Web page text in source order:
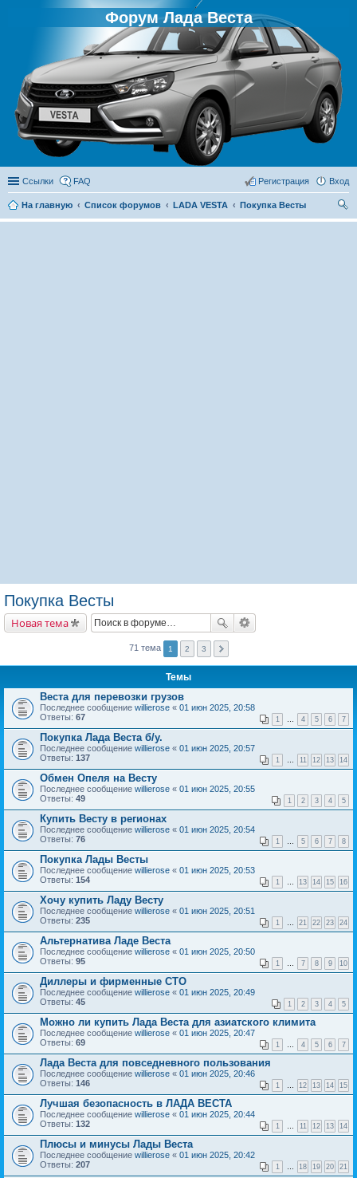
Форум Лада Веста
Ссылки FAQ Вход
Регистрация
На главную Список форумов LADA VESTA
Покупка Весты
ои
Покупка Весты
Новая тема
71 тема 1 2 3
Темы
Веста для перевозки грузов
Последнее сообщение willierose « 01 июн 2025, 20:58
Ответы: 67 1 … 4 5 6 7
Покупка Лада Веста б/у.
Последнее сообщение willierose « 01 июн 2025, 20:57
Ответы: 137 1 … 11 12 13 14
Обмен Опеля на Весту
Последнее сообщение willierose « 01 июн 2025, 20:55
Ответы: 49 1 2 3 4 5
Купить Весту в регионах
Последнее сообщение willierose « 01 июн 2025, 20:54
Ответы: 76 1 … 5 6 7 8
Покупка Лады Весты
Последнее сообщение willierose « 01 июн 2025, 20:53
Ответы: 154 1 … 13 14 15 16
Хочу купить Ладу Весту
Последнее сообщение willierose « 01 июн 2025, 20:51
Ответы: 235 1 … 21 22 23 24
Альтернатива Ладе Веста
Последнее сообщение willierose « 01 июн 2025, 20:50
Ответы: 95 1 … 7 8 9 10
Диллеры и фирменные СТО
Последнее сообщение willierose « 01 июн 2025, 20:49
Ответы: 45 1 2 3 4 5
Можно ли купить Лада Веста для азиатского климита
Последнее сообщение willierose « 01 июн 2025, 20:47
Ответы: 69 1 … 4 5 6 7
Лада Веста для повседневного пользования
Последнее сообщение willierose « 01 июн 2025, 20:46
Ответы: 146 1 … 12 13 14 15
Лучшая безопасность в ЛАДА ВЕСТА
Последнее сообщение willierose « 01 июн 2025, 20:44
Ответы: 132 1 … 11 12 13 14
Плюсы и минусы Лады Веста
Последнее сообщение willierose « 01 июн 2025, 20:42
Ответы: 207 1 … 18 19 20 21